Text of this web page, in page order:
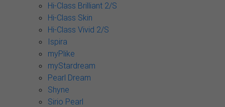
Hi-Class Brilliant 2/S
Hi-Class Skin
Hi-Class Vivid 2/S
Ispira
myPlike
myStardream
Pearl Dream
Shyne
Sirio Pearl